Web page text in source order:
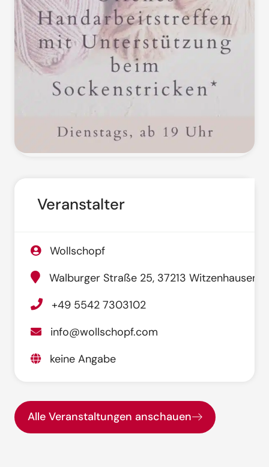
Veranstalter
Wollschopf
Walburger Straße 25, 37213 Witzenhausen
+49 5542 7303102
info@wollschopf.com
keine Angabe
Alle Veranstaltungen anschauen